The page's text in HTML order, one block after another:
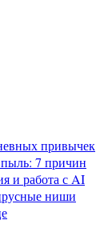
привычек
7 причин
и работа с AI
ниши